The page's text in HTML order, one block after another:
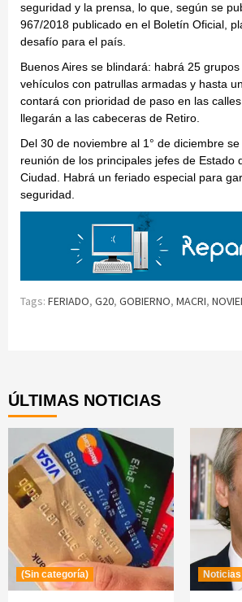
seguridad y la prensa, lo que, según se
967/2018 publicado en el Boletín Oficial,
desafío para el país.
Buenos Aires se blindará: habrá 25
vehículos con patrullas armadas y hasta
contará con prioridad de paso en las
llegarán a las cabeceras de Retiro.
Del 30 de noviembre al 1° de diciembre
reunión de los principales jefes de Estado
Ciudad. Habrá un feriado especial para
seguridad.
Tags: FERIADO, G20, GOBIERNO, MACRI,
ÚLTIMAS NOTICIAS
(Sin categoría) Noticias